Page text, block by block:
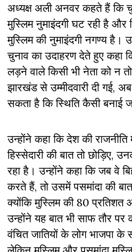
अध्यक्ष अली अनवर कहते हैं कि
मुस्लिम नुमाइंदगी घट रही है और
मुस्लिम की नुमाइंदगी नगण्य है।
चुनाव का उदाहरण देते हुए कहा
लड़ने वाले किसी भी नेता को न
झारखंड से उम्मीदवारी दी गई,
सकता है कि स्थिति कैसी बनाई
उन्होंने कहा कि देश की राजनीति
हिस्सेदारी की बात तो छोड़िए,
रहा है। उन्होंने कहा कि जब वे
करते हैं, तो उसमें पसमांदा की बात
क्योंकि मुस्लिम की 80 प्रतिशत
उन्होंने यह बात भी साफ तौर
वंचित जातियों के लोग भाजपा